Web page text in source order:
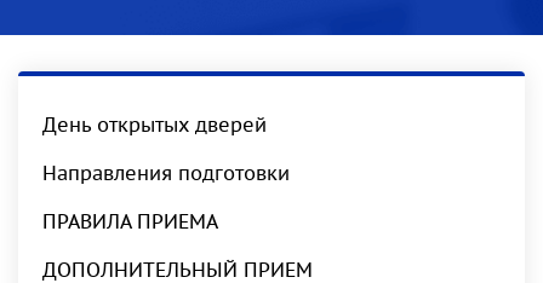
День открытых дверей
Направления подготовки
ПРАВИЛА ПРИЕМА
ДОПОЛНИТЕЛЬНЫЙ ПРИЕМ